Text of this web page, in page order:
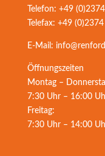
Telefon: +49
Telefax: +49
E-Mail:
Öffnungszeiten
Montag –
7:30 Uhr – 16:00
Freitag:
7:30 Uhr – 14:00